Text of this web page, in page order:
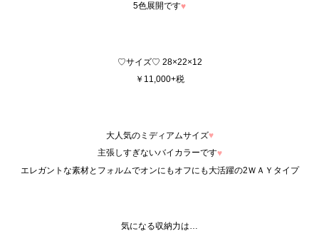
5色展開です♥
♡サイズ♡ 28×22×12
￥11,000+税
大人気のミディアムサイズ♥
主張しすぎないバイカラーです♥
エレガントな素材とフォルムでオンにもオフにも大活躍の2ＷＡＹタイプ
気になる収納力は…